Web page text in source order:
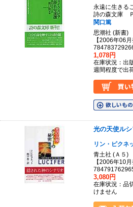
永遠に生きる
詩の森文庫
関口篤
思潮社 (新書)
【2006年06
1,078円
在庫状況：出
週間程度で出荷
光の天使ル
リン・ピクネ
青土社 (Ａ５)
【2006年10
3,080円
在庫状況：品
けません